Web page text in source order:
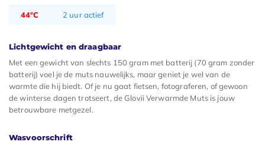
44°C 2 uur actief
Lichtgewicht en draagbaar
Met een gewicht van slechts 150 gram met batterij (70 gram zonder
batterij) voel je de muts nauwelijks, maar geniet je wel van de
warmte die hij biedt. Of je nu gaat fietsen, fotograferen, of gewoon
de winterse dagen trotseert, de Glovii Verwarmde Muts is jouw
betrouwbare metgezel.
Wasvoorschrift